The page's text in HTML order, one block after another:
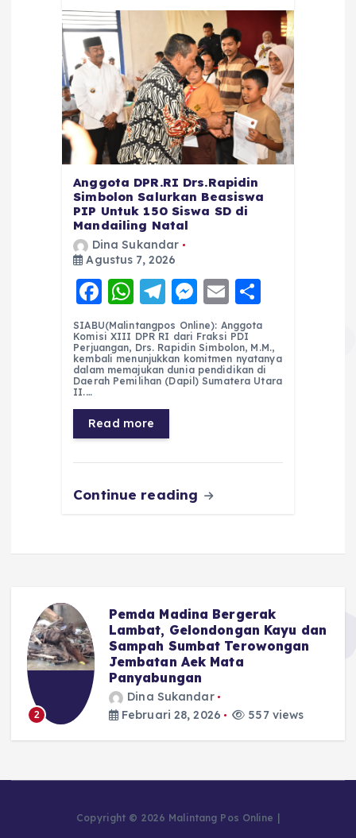
Anggota DPR.RI Drs.Rapidin
Simbolon Salurkan Beasiswa
PIP Untuk 150 Siswa SD di
Mandailing Natal
Dina Sukandar
Agustus 7, 2026
F
a
c
e
b
o
o
k
W
h
a
ts
A
p
p
T
el
e
g
r
a
m
M
e
ss
e
n
E
m
ai
l
h
a
re
SIABU(Malintangpos Online): Anggota
Komisi XIII DPR RI dari Fraksi PDI
Perjuangan, Drs. Rapidin Simbolon, M.M.,
kembali menunjukkan komitmen nyatanya
dalam memajukan dunia pendidikan di
Daerah Pemilihan (Dapil) Sumatera Utara
II.…
Read more
Continue reading
Bergerak
Kayu dan
Terowongan
Mata
557 views
3
Advocat Nasional
Saja DPRD Tidak
Apalagi Soal